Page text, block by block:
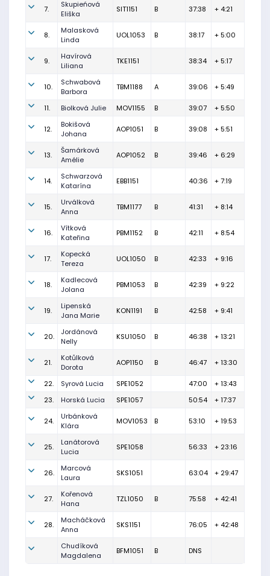
7.
Skupieńová
Eliška
SIT1151 B 37:38 + 4:21
8.
Malasková
Linda
UOL1053 B 38:17 + 5:00
9.
Havírová
Liliana
TKE1151 38:34 + 5:17
10.
Schwabová
Barbora
TBM1188 A 39:06 + 5:49
11. Biolková Julie MOV1155 B 39:07 + 5:50
12.
Bokišová
Johana
AOP1051 B 39:08 + 5:51
13.
Šamárková
Amélie
AOP1052 B 39:46 + 6:29
14.
Schwarzová
Katarína
EBB1151 40:36 + 7:19
15.
Urválková
Anna
TBM1177 B 41:31 + 8:14
16.
Vítková
Kateřina
PBM1152 B 42:11 + 8:54
17.
Kopecká
Tereza
UOL1050 B 42:33 + 9:16
18.
Kadlecová
Jolana
PBM1053 B 42:39 + 9:22
19.
Lipenská
Jana Marie
KON1191 B 42:58 + 9:41
20.
Jordánová
Nelly
KSU1050 B 46:38 + 13:21
21.
Kotůlková
Dorota
AOP1150 B 46:47 + 13:30
22. Syrová Lucia SPE1052 47:00
+ 13:43
23.
Horská Lucia SPE1057 50:54 + 17:37
24.
Urbánková
Klára
MOV1053 B 53:10 + 19:53
25.
Lanátorová
Lucia
SPE1058 56:33 + 23:16
26.
Marcová
Laura
SKS1051 63:04 + 29:47
27.
Kořenová
Hana
TZL1050 B 75:58 + 42:41
28.
Macháčková
Anna
SKS1151 76:05 + 42:48
Chudíková
Magdalena
BFM1051 B DNS